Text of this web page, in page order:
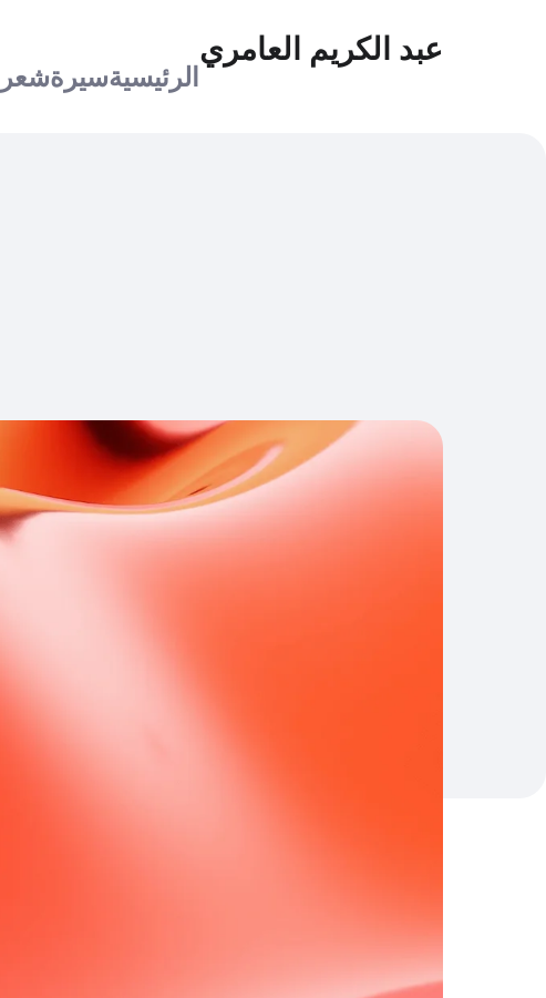
عبد الكريم العامري
الرئيسيةسيرةشعر